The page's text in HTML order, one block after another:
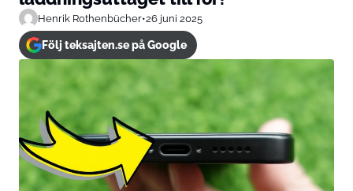
Henrik Rothenbücher•26 juni 2025
Följ teksajten.se på Google